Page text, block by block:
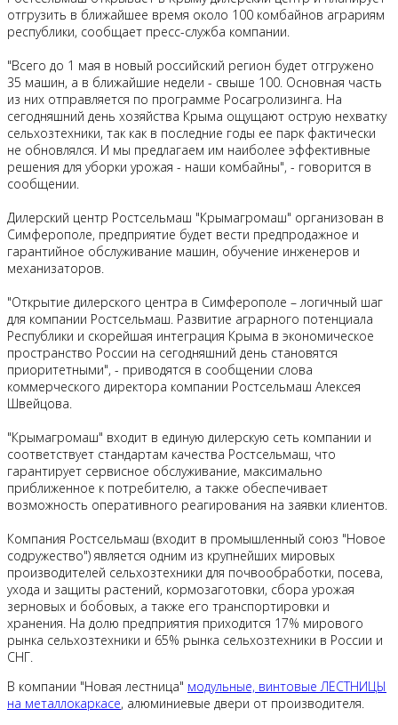
отгрузить в ближайшее время около 100 комбайнов аграриям
республики, сообщает пресс-служба компании.
"Всего до 1 мая в новый российский регион будет отгружено
35 машин, а в ближайшие недели - свыше 100. Основная часть
из них отправляется по программе Росагролизинга. На
сегодняшний день хозяйства Крыма ощущают острую нехватку
сельхозтехники, так как в последние годы ее парк фактически
не обновлялся. И мы предлагаем им наиболее эффективные
решения для уборки урожая - наши комбайны", - говорится в
сообщении.
Дилерский центр Ростсельмаш "Крымагромаш" организован в
Симферополе, предприятие будет вести предпродажное и
гарантийное обслуживание машин, обучение инженеров и
механизаторов.
"Открытие дилерского центра в Симферополе – логичный шаг
для компании Ростсельмаш. Развитие аграрного потенциала
Республики и скорейшая интеграция Крыма в экономическое
пространство России на сегодняшний день становятся
приоритетными", - приводятся в сообщении слова
коммерческого директора компании Ростсельмаш Алексея
Швейцова.
"Крымагромаш" входит в единую дилерскую сеть компании и
соответствует стандартам качества Ростсельмаш, что
гарантирует сервисное обслуживание, максимально
приближенное к потребителю, а также обеспечивает
возможность оперативного реагирования на заявки клиентов.
Компания Ростсельмаш (входит в промышленный союз "Новое
содружество") является одним из крупнейших мировых
производителей сельхозтехники для почвообработки, посева,
ухода и защиты растений, кормозаготовки, сбора урожая
зерновых и бобовых, а также его транспортировки и
хранения. На долю предприятия приходится 17% мирового
рынка сельхозтехники и 65% рынка сельхозтехники в России и
СНГ.
В компании "Новая лестница" модульные, винтовые ЛЕСТНИЦЫ
на металлокаркасе, алюминиевые двери от производителя.